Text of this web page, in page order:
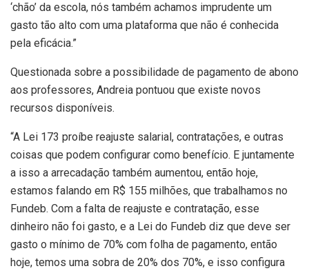
‘chão’ da escola, nós também achamos imprudente um
gasto tão alto com uma plataforma que não é conhecida
pela eficácia.”
Questionada sobre a possibilidade de pagamento de abono
aos professores, Andreia pontuou que existe novos
recursos disponíveis.
“A Lei 173 proíbe reajuste salarial, contratações, e outras
coisas que podem configurar como benefício. E juntamente
a isso a arrecadação também aumentou, então hoje,
estamos falando em R$ 155 milhões, que trabalhamos no
Fundeb. Com a falta de reajuste e contratação, esse
dinheiro não foi gasto, e a Lei do Fundeb diz que deve ser
gasto o mínimo de 70% com folha de pagamento, então
hoje, temos uma sobra de 20% dos 70%, e isso configura